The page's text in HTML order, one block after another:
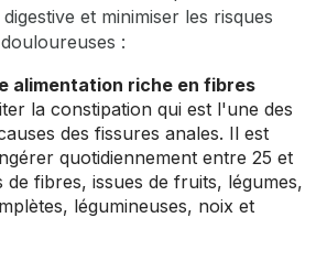
et minimiser les risques
:
alimentation riche en fibres
la constipation qui est l'une des
des fissures anales. Il est
quotidiennement entre 25 et
de fibres, issues de fruits, légumes,
légumineuses, noix et